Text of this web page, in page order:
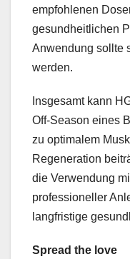
empfohlenen
gesundheitlichen
Anwendung sollte
werden.
Insgesamt kann
Off-Season eines
zu optimalem
Regeneration
die Verwendung
professioneller
langfristige
Spread the love